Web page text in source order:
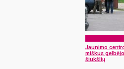
Jaunimo
miškus
šiukšlių